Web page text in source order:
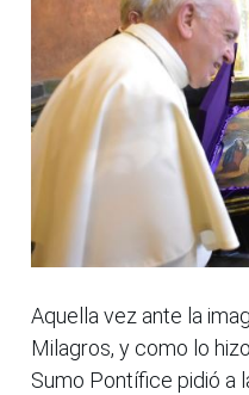
Aquella vez ante la
Milagros, y como lo
Sumo Pontífice pidió a